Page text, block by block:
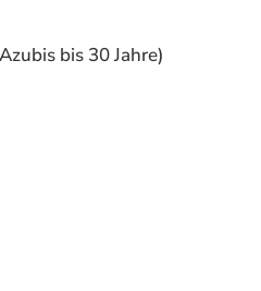
bis 30 Jahre)